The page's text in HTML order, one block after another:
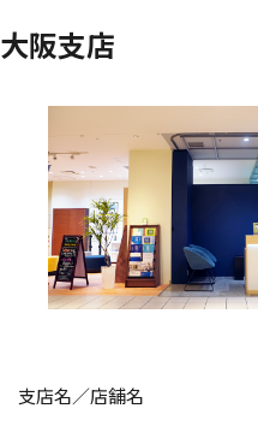
大阪支店
支店名／店舗名